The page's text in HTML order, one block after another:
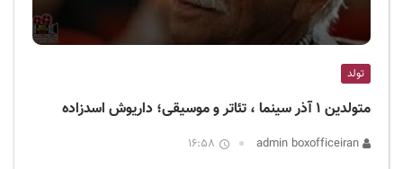
تولد
متولدین ۱ آذر سینما ، تئاتر و موسیقی؛ داریوش اسدزاده
16:58